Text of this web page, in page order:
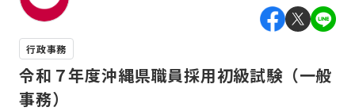
行政事務
令和７年度沖縄県職員採用初級試験（一般
事務）